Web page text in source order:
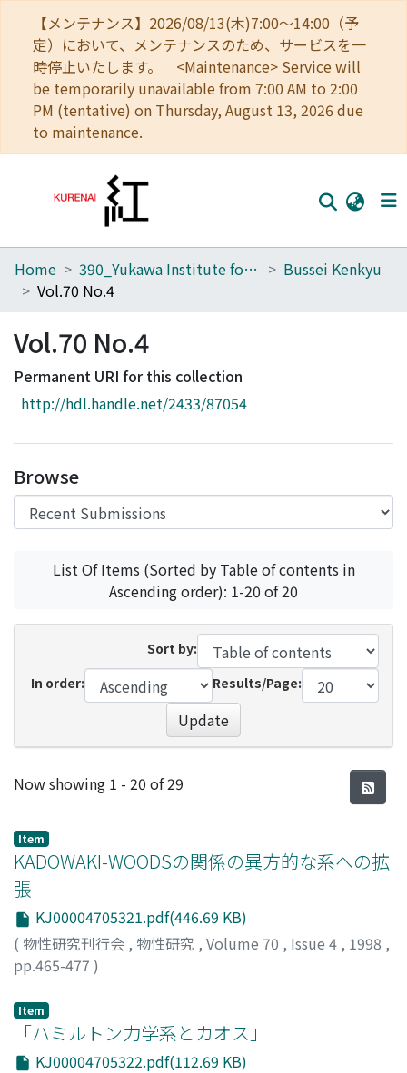
【メンテナンス】2026/08/13(木)7:00～14:00（予
定）において、メンテナンスのため、サービスを一
時停止いたします。 <Maintenance> Service will
be temporarily unavailable from 7:00 AM to 2:00
PM (tentative) on Thursday, August 13, 2026 due
to maintenance.
Home
Browse
Download Ranking
Access Statistics
Home 390_Yukawa Institute for Theoretical Physics
Bussei Kenkyu
Vol.70 No.4
Vol.70 No.4
Permanent URI for this collection
http://hdl.handle.net/2433/87054
Browse
List Of Items (Sorted by Table of contents in
Ascending order): 1-20 of 20
Sort by:
In order:
Results/Page:
Update
Recent Submissions
Now showing 1 - 20 of 29
Item
KADOWAKI-WOODSの関係の異方的な系への拡
張
KJ00004705321.pdf(446.69 KB)
( 物性研究刊行会 , 物性研究 , Volume 70 , Issue 4 , 1998 ,
pp.465-477 )
Item
「ハミルトン力学系とカオス」
KJ00004705322.pdf(112.69 KB)